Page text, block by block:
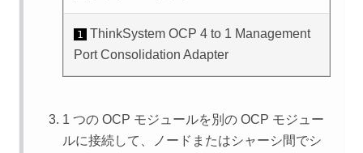
1
ThinkSystem OCP 4 to 1 Management
Port Consolidation Adapter
1 つの OCP モジュールを別の OCP モジュー
ルに接続して、ノードまたはシャーシ間でシ